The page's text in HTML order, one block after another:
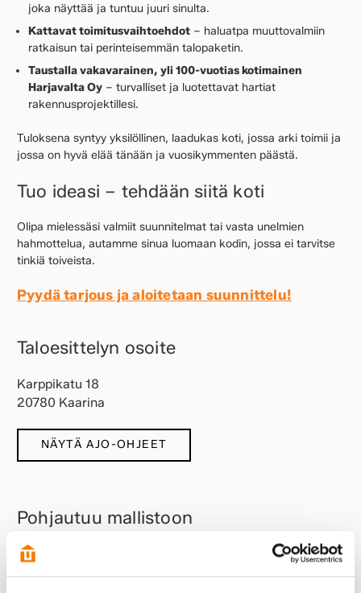
joka näyttää ja tuntuu juuri sinulta.
Kattavat toimitusvaihtoehdot – haluatpa muuttovalmiin
ratkaisun tai perinteisemmän talopaketin.
Taustalla vakavarainen, yli 100-vuotias kotimainen
Harjavalta Oy – turvalliset ja luotettavat hartiat
rakennusprojektillesi.
Tuloksena syntyy yksilöllinen, laadukas koti, jossa arki toimii ja
jossa on hyvä elää tänään ja vuosikymmenten päästä.
Tuo ideasi – tehdään siitä koti
Olipa mielessäsi valmiit suunnitelmat tai vasta unelmien
hahmottelua, autamme sinua luomaan kodin, jossa ei tarvitse
tinkiä toiveista.
Pyydä tarjous ja aloitetaan suunnittelu!
Taloesittelyn osoite
Karppikatu 18
20780 Kaarina
NÄYTÄ AJO-OHJEET
Pohjautuu mallistoon
Plazia